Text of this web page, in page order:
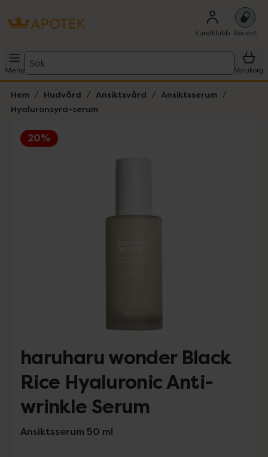
Kundklubb Recept
Meny
Sök
Varukorg
Hem Hudvård Ansiktsvård
Ansiktsserum
Hyaluronsyra-serum
20%
haruharu wonder Black
Rice Hyaluronic Anti-
wrinkle Serum
Ansiktsserum 50 ml